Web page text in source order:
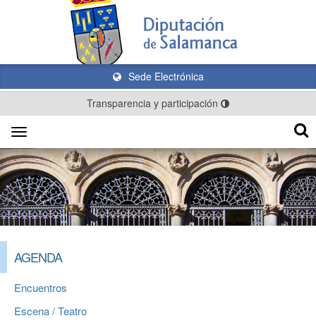
Sede Electrónica
Transparencia y participación
Toggle
navigation
AGENDA
Encuentros
Escena / Teatro